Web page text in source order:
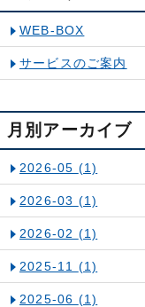
WEB-BOX
サービスのご案内
月別アーカイブ
2026-05 (1)
2026-03 (1)
2026-02 (1)
2025-11 (1)
2025-06 (1)